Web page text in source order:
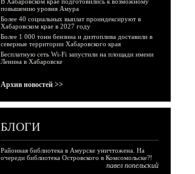
повышению уровня Амура
Более 40 социальных выплат проиндексируют в
Хабаровском крае в 2027 году
Более 1 000 тонн бензина и дизтоплива доставили в
северные территории Хабаровского края
Бесплатную сеть Wi-Fi запустили на площади имени
Ленина в Хабаровске
Архив новостей >>
БЛОГИ
Районная библиотека в Амурске уничтожена. На
очереди библиотека Островского в Комсомольске?!
павел попельский